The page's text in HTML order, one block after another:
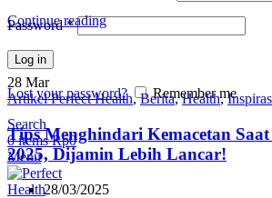
Password*
Log in
Lost your password?
Remember me
Search
0items Rp0
Menu
Continue reading
28 Mar
Artikel Perfect Health,Berita,Health,
Tips Menghindari Kemacetan
2025, Dijamin Lebih Lancar!
28/03/2025